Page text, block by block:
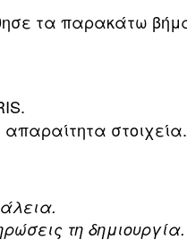
τα παρακάτω
στοιχεία.
τη δημιουργία.